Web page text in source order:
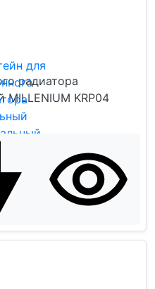
радиатора
MILLENIUM KRP04